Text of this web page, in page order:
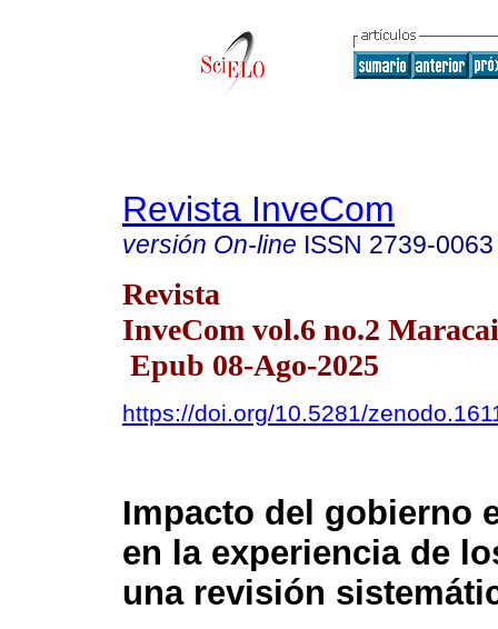
Revista InveCom
versión On-line ISSN 2739-0063
Revista
InveCom vol.6 no.2
Epub 08-Ago-2025
https://doi.org/10.5281/
Impacto del gobierno
en la experiencia de
una revisión